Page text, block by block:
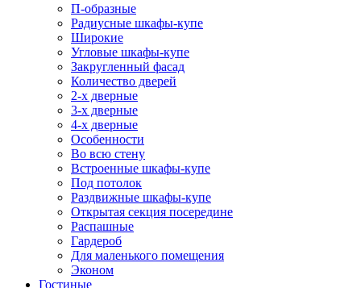
П-образные
Радиусные шкафы-купе
Широкие
Угловые шкафы-купе
Закругленный фасад
Количество дверей
2-х дверные
3-х дверные
4-х дверные
Особенности
Во всю стену
Встроенные шкафы-купе
Под потолок
Раздвижные шкафы-купе
Открытая секция посередине
Распашные
Гардероб
Для маленького помещения
Эконом
Гостиные